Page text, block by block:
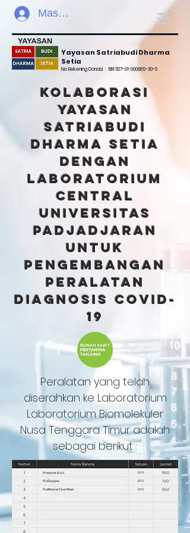
Masuk
Yayasan Satriabudi Dharma
Setia
No Rekening Donasi : BRI1127-01-000685-30-0
kolaborasi
yayasan
satriabudi
dharma setia
dengan
LABoratorium
central
universitas
padjadjaran
untuk
pengembangan
peralatan
diagnosis covid-
19
Peralatan yang telah
diserahkan ke Laboratorium
Laboratorium Biomolekuler
Nusa Tenggara Timur adalah
sebagai berikut :